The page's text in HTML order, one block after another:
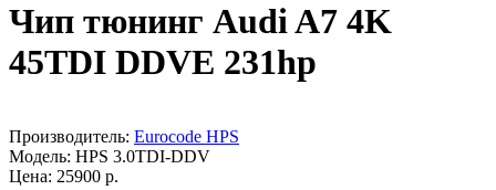
Чип тюнинг Audi A7 4K
45TDI DDVE 231hp
Производитель: Eurocode HPS
Модель: HPS 3.0TDI-DDV
Цена: 25900 р.